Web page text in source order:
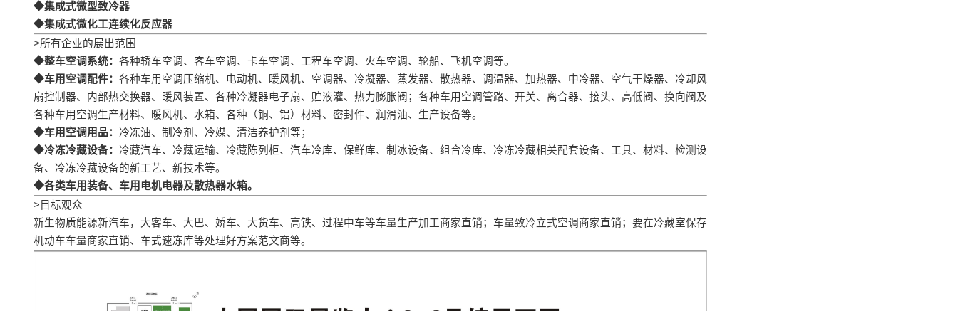
◆集成式微型致冷器
◆集成式微化工连续化反应器
>所有企业的展出范围
◆整车空调系统： 各种轿车空调、客车空调、卡车空调、工程车空调、火车空调、轮船、飞机空调等。
◆车用空调配件： 各种车用空调压缩机、电动机、暖风机、空调器、冷凝器、蒸发器、散热器、调温器、加热器、中冷器、空气干燥器、冷却风
扇控制器、内部热交换器、暖风装置、各种冷凝器电子扇、贮液灌、热力膨胀阀；各种车用空调管路、开关、离合器、接头、高低阀、换向阀及
各种车用空调生产材料、暖风机、水箱、各种（铜、铝）材料、密封件、润滑油、生产设备等。
◆车用空调用品： 冷冻油、制冷剂、冷媒、清洁养护剂等；
◆冷冻冷藏设备： 冷藏汽车、冷藏运输、冷藏陈列柜、汽车冷库、保鲜库、制冰设备、组合冷库、冷冻冷藏相关配套设备、工具、材料、检测设
备、冷冻冷藏设备的新工艺、新技术等。
◆各类车用装备、车用电机电器及散热器水箱。
>目标观众
新生物质能源新汽车，大客车、大巴、娇车、大货车、高铁、过程中车等车量生产加工商家直销；车量致冷立式空调商家直销；要在冷藏室保存
机动车车量商家直销、车式速冻库等处理好方案范文商等。